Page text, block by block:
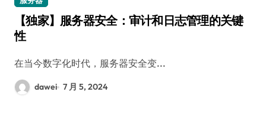
【独家】服务器安全：审计和日志管理的关键
性
在当今数字化时代，服务器安全变...
dawei 7 月 5, 2024